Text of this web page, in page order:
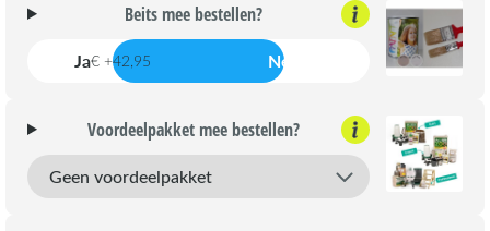
Beits mee bestellen?
Ja€ +42,95 Nee
Voordeelpakket mee bestellen?